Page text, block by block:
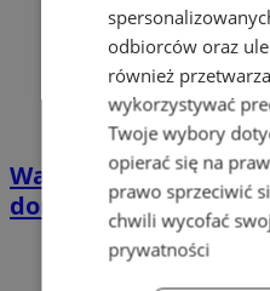
Wakacyjny
domkach
odbiorców oraz
również
wykorzystywać
Twoje wybory
opierać się na
prawo sprzeciwić
chwili wycofać
prywatności